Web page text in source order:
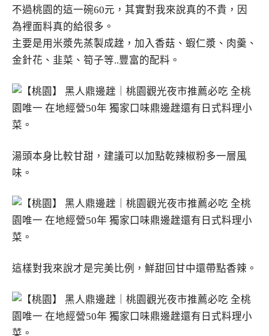
不過桃園的這一碗60元，其實對我來說真的不貴，因
為裡面料真的給很多。
主要是用米漿先蒸製成趖，加入香菇、蝦仁漿、肉羹、
金針花、韭菜、筍子等..豐富的配料。
湯頭本身比較甘甜，建議可以加點乾辣椒粉多一層風
味。
這樣對我來說才是完美比例，鮮甜回甘中還帶點香辣。